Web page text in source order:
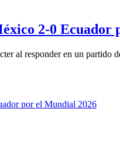
2-0 Ecuador
al responder en un